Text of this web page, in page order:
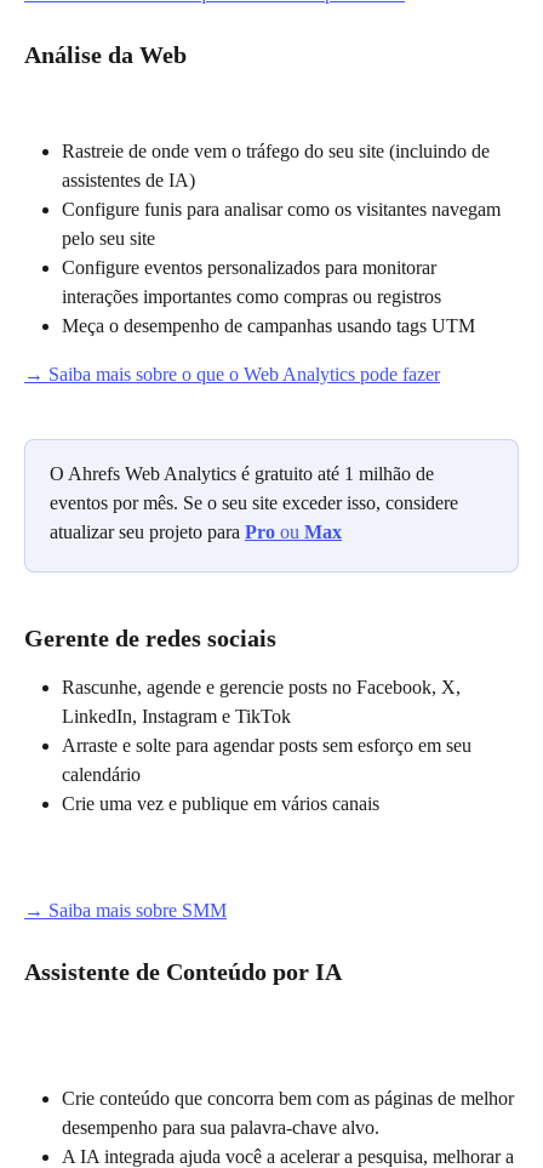
Análise da Web
Rastreie de onde vem o tráfego do seu site (incluindo de
assistentes de IA)
Configure funis para analisar como os visitantes navegam
pelo seu site
Configure eventos personalizados para monitorar
interações importantes como compras ou registros
Meça o desempenho de campanhas usando tags UTM
→ Saiba mais sobre o que o Web Analytics pode fazer
O Ahrefs Web Analytics é gratuito até 1 milhão de
eventos por mês. Se o seu site exceder isso, considere
atualizar seu projeto para Pro ou Max
Gerente de redes sociais
Rascunhe, agende e gerencie posts no Facebook, X,
LinkedIn, Instagram e TikTok
Arraste e solte para agendar posts sem esforço em seu
calendário
Crie uma vez e publique em vários canais
→ Saiba mais sobre SMM
Assistente de Conteúdo por IA
Crie conteúdo que concorra bem com as páginas de melhor
desempenho para sua palavra-chave alvo.
A IA integrada ajuda você a acelerar a pesquisa, melhorar a